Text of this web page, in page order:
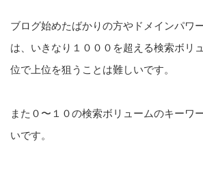
ブログ始めたばかりの方やドメインパワ
は、いきなり１０００を超える検索ボリ
位で上位を狙うことは難しいです。
また０〜１０の検索ボリュームのキーワ
いです。